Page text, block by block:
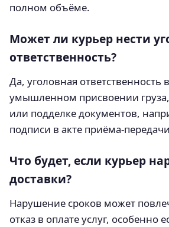
полном объёме.
Может ли курьер нести
ответственность?
Да, уголовная
умышленном присвоении
или подделке документов,
подписи в акте приёма-
Что будет, если курьер
доставки?
Нарушение сроков может
отказ в оплате услуг, особенно